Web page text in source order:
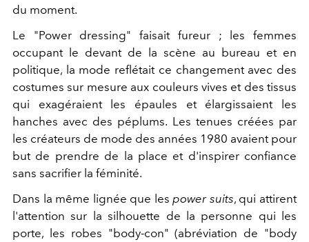
du moment.
Le "Power dressing" faisait fureur ; les femmes
occupant le devant de la scène au bureau et en
politique, la mode reflétait ce changement avec des
costumes sur mesure aux couleurs vives et des tissus
qui exagéraient les épaules et élargissaient les
hanches avec des péplums. Les tenues créées par
les créateurs de mode des années 1980 avaient pour
but de prendre de la place et d'inspirer confiance
sans sacrifier la féminité.
Dans la même lignée que les power suits, qui attirent
l'attention sur la silhouette de la personne qui les
porte, les robes "body-con" (abréviation de "body